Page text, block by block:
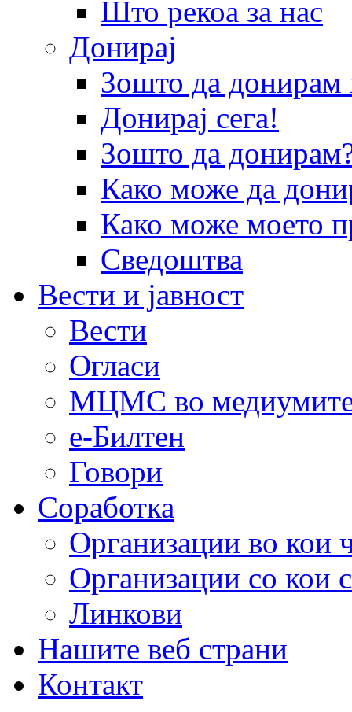
Што рекоа за нас
Донирај
Зошто да
Донирај сега!
Зошто да
Како може да
Како може моето
Сведоштва
Вести и јавност
Вести
Огласи
МЦМС во
е-Билтен
Говори
Соработка
Организации во кои
Организации со кои
Линкови
Нашите веб страни
Контакт